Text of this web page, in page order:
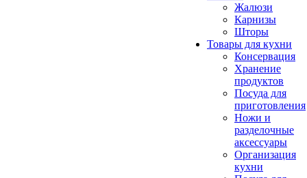
Жалюзи
Карнизы
Шторы
Товары для кухни
Консервация
Хранение
продуктов
Посуда для
приготовления
Ножи и
разделочные
аксессуары
Организация
кухни